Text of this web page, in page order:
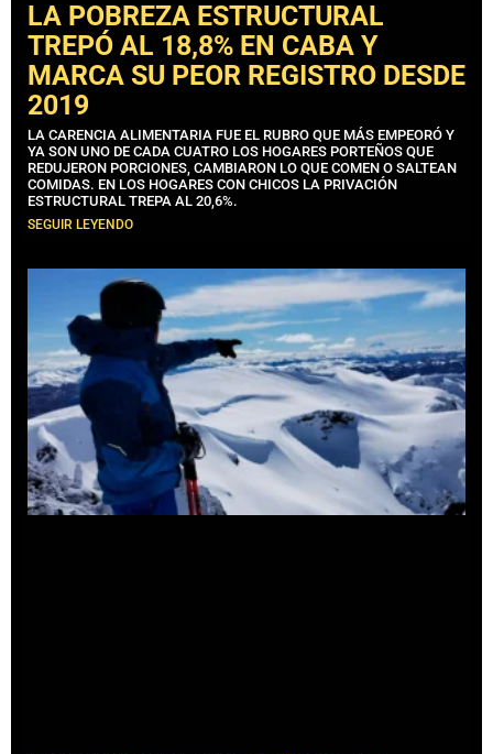
LA POBREZA ESTRUCTURAL
TREPÓ AL 18,8% EN CABA Y
MARCA SU PEOR REGISTRO DESDE
2019
LA CARENCIA ALIMENTARIA FUE EL RUBRO QUE MÁS EMPEORÓ Y
YA SON UNO DE CADA CUATRO LOS HOGARES PORTEÑOS QUE
REDUJERON PORCIONES, CAMBIARON LO QUE COMEN O SALTEAN
COMIDAS. EN LOS HOGARES CON CHICOS LA PRIVACIÓN
ESTRUCTURAL TREPA AL 20,6%.
SEGUIR LEYENDO